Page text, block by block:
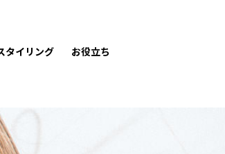
タイリング お役立ち